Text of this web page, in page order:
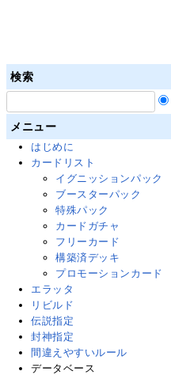
検索
メニュー
はじめに
カードリスト
イグニッションパック
ブースターパック
特殊パック
カードガチャ
フリーカード
構築済デッキ
プロモーションカード
エラッタ
リビルド
伝説指定
封神指定
間違えやすいルール
データベース